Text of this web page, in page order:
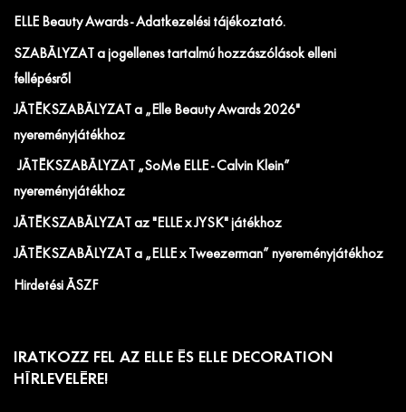
ELLE Beauty Awards - Adatkezelési tájékoztató.
SZABÁLYZAT a jogellenes tartalmú hozzászólások elleni
fellépésről
JÁTÉKSZABÁLYZAT a „Elle Beauty Awards 2026"
nyereményjátékhoz
JÁTÉKSZABÁLYZAT „SoMe ELLE - Calvin Klein”
nyereményjátékhoz
JÁTÉKSZABÁLYZAT az "ELLE x JYSK" játékhoz
JÁTÉKSZABÁLYZAT a „ELLE x Tweezerman” nyereményjátékhoz
Hirdetési ÁSZF
IRATKOZZ FEL AZ ELLE ÉS ELLE DECORATION
HÍRLEVELÉRE!